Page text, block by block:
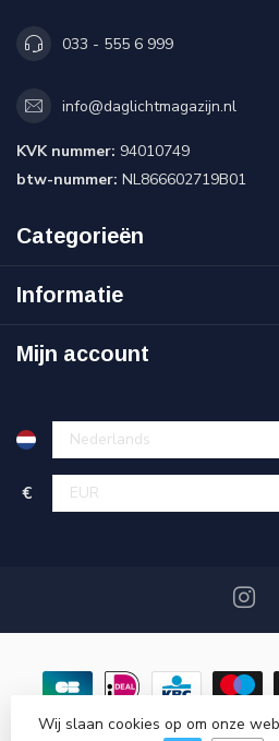
033 - 555 6 999
info@daglichtmagazijn.nl
KVK nummer: 94010749
btw-nummer: NL866602719B01
Categorieën
Informatie
Mijn account
€
© Copyright 2026 DaglichtMagazijn.nl
Wij slaan cookies op om onze